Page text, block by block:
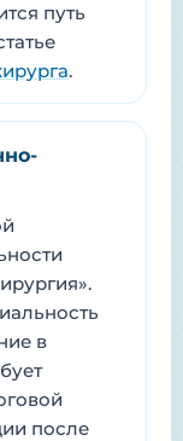
путь
.
в
после